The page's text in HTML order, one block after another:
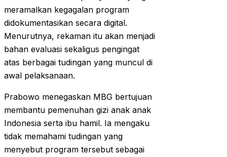
meramalkan kegagalan program
didokumentasikan secara digital.
Menurutnya, rekaman itu akan menjadi
bahan evaluasi sekaligus pengingat
atas berbagai tudingan yang muncul di
awal pelaksanaan.
Prabowo menegaskan MBG bertujuan
membantu pemenuhan gizi anak anak
Indonesia serta ibu hamil. Ia mengaku
tidak memahami tudingan yang
menyebut program tersebut sebagai